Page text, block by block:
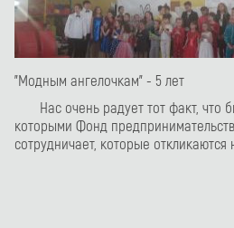
"Модным ангелочкам" - 5 лет
Нас очень радует тот факт, что
которыми Фонд
сотрудничает, которые